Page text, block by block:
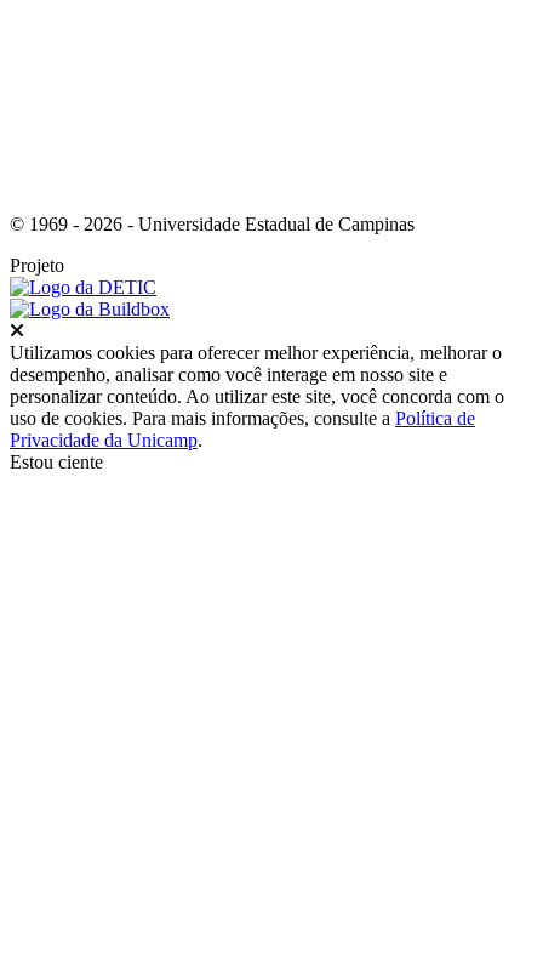
© 1969 - 2026 - Universidade Estadual de Campinas
Projeto
Utilizamos cookies para oferecer melhor experiência, melhorar o
desempenho, analisar como você interage em nosso site e
personalizar conteúdo. Ao utilizar este site, você concorda com o
uso de cookies. Para mais informações, consulte a Política de
Privacidade da Unicamp.
Estou ciente